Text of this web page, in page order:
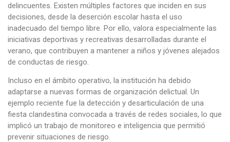
delincuentes. Existen múltiples factores que inciden en sus
decisiones, desde la deserción escolar hasta el uso
inadecuado del tiempo libre. Por ello, valora especialmente las
iniciativas deportivas y recreativas desarrolladas durante el
verano, que contribuyen a mantener a niños y jóvenes alejados
de conductas de riesgo.
Incluso en el ámbito operativo, la institución ha debido
adaptarse a nuevas formas de organización delictual. Un
ejemplo reciente fue la detección y desarticulación de una
fiesta clandestina convocada a través de redes sociales, lo que
implicó un trabajo de monitoreo e inteligencia que permitió
prevenir situaciones de riesgo.